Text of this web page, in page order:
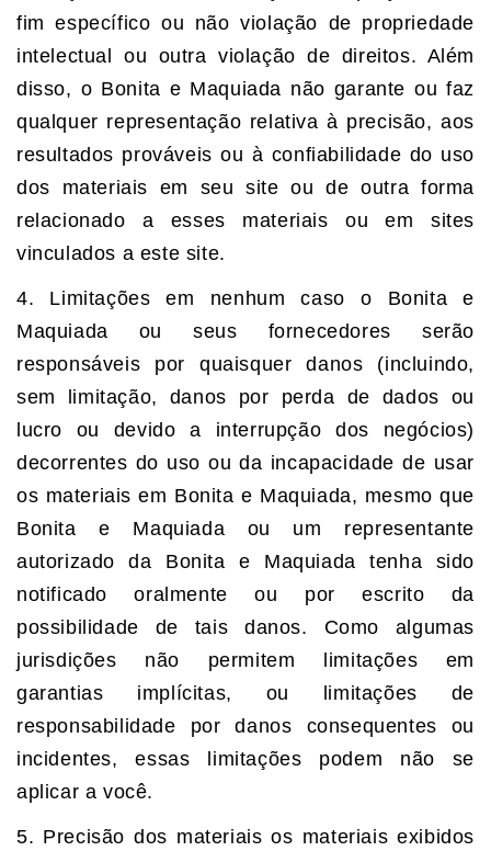
fim específico ou não violação de propriedade
intelectual ou outra violação de direitos. Além
disso, o Bonita e Maquiada não garante ou faz
qualquer representação relativa à precisão, aos
resultados prováveis ou à confiabilidade do uso
dos materiais em seu site ou de outra forma
relacionado a esses materiais ou em sites
vinculados a este site.
4. Limitações em nenhum caso o Bonita e
Maquiada ou seus fornecedores serão
responsáveis por quaisquer danos (incluindo,
sem limitação, danos por perda de dados ou
lucro ou devido a interrupção dos negócios)
decorrentes do uso ou da incapacidade de usar
os materiais em Bonita e Maquiada, mesmo que
Bonita e Maquiada ou um representante
autorizado da Bonita e Maquiada tenha sido
notificado oralmente ou por escrito da
possibilidade de tais danos. Como algumas
jurisdições não permitem limitações em
garantias implícitas, ou limitações de
responsabilidade por danos consequentes ou
incidentes, essas limitações podem não se
aplicar a você.
5. Precisão dos materiais os materiais exibidos